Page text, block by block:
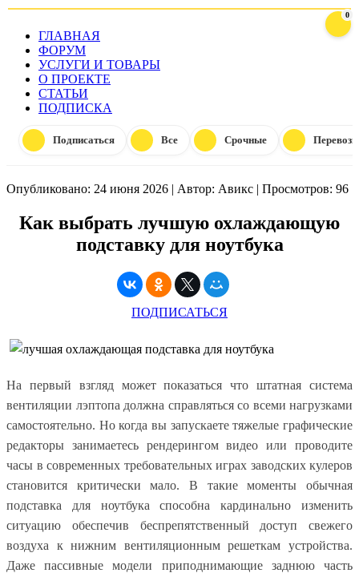
ГЛАВНАЯ
ФОРУМ
УСЛУГИ И ТОВАРЫ
О ПРОЕКТЕ
СТАТЬИ
ПОДПИСКА
0
Подписаться Все Срочные
Опубликовано: 24 июня 2026 | Автор: Авикс | Просмотров: 96
Как выбрать лучшую охлаждающую
подставку для ноутбука
ПОДПИСАТЬСЯ
На первый взгляд может показаться что штатная система
вентиляции лэптопа должна справляться со всеми нагрузками
самостоятельно. Но когда вы запускаете тяжелые графические
редакторы занимаетесь рендерингом видео или проводите
часы в современных требовательных играх заводских кулеров
становится критически мало. В такие моменты обычная
подставка для ноутбука способна кардинально изменить
ситуацию обеспечив беспрепятственный доступ свежего
воздуха к нижним вентиляционным решеткам устройства.
Даже пассивные модели приподнимающие заднюю часть